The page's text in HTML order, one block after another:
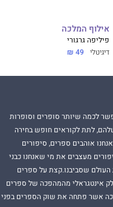
אילוף המלכה
פיליפה גרגורי
דיגיטלי 49 ₪
לכמה שיותר סופרים וסופרות
לתת לקוראים חופש בחירה
אוהבים ספרים, סיפורים
מעצבים את מי שאנחנו כבני
העולם שסביבנו.קצת על ספרים
אינטגראלי מהמהפכה של ספרים
אשר פתחה את שוק הספרים בפני